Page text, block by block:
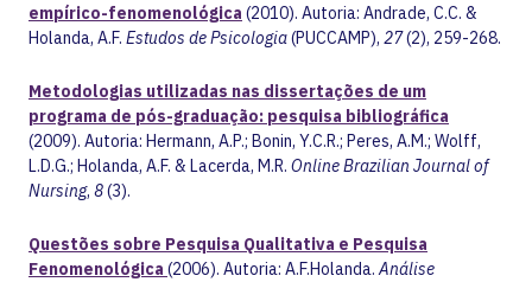
empírico-fenomenológica (2010). Autoria: Andrade, C.C. &
Holanda, A.F. Estudos de Psicologia(PUCCAMP), 27(2), 259-268.
Metodologias utilizadas nas dissertações de um
programa de pós-graduação: pesquisa bibliográfica
(2009). Autoria: Hermann, A.P.; Bonin, Y.C.R.; Peres, A.M.; Wolff,
L.D.G.; Holanda, A.F. & Lacerda, M.R. Online Brazilian Journal of
Nursing, 8(3).
Questões sobre Pesquisa Qualitativa e Pesquisa
Fenomenológica (2006). Autoria: A.F.Holanda.Análise